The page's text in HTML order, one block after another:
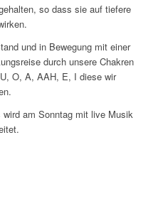
so dass sie auf tiefere
und in Bewegung mit einer
durch unsere Chakren
O, A, AAH, E, I diese wir
am Sonntag mit live Musik